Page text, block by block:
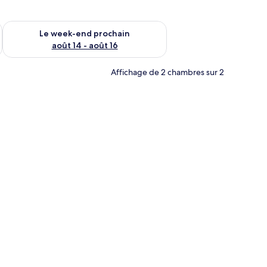
août 7 - août 9
Le week-end prochain
août 14 - août 16
Vérifier la disponibilité pour le week-end prochain août 14 -
Affichage de 2 chambres sur 2
posés sur le lit.
de lit grise et une guitare électrique noire sur le côté droit.